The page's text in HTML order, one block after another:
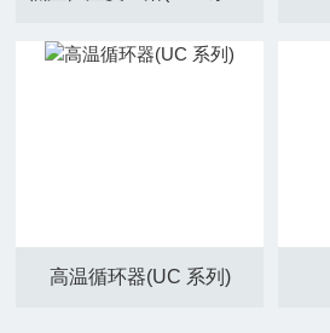
高温循环器(UC 系列)